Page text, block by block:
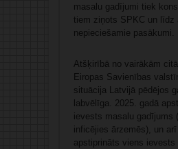
masalu gadījumi tiek
tiem ziņots SPKC un līdz
nepieciešamie pasākumi.
Atšķirībā no vairākām
Eiropas Savienības
situācija Latvijā pēdējos
labvēlīga. 2025. gadā
ievests masalu gadījums
inficējies ārzemēs), un
apstiprināts viens ievests